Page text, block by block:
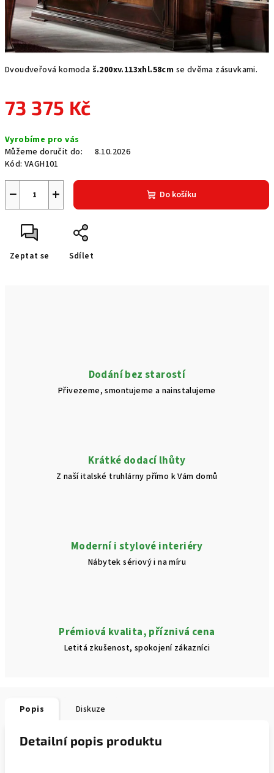
Dvoudveřová komoda š.200xv.113xhl.58cm se dvěma zásuvkami.
73 375 Kč
cena:
Vyrobíme pro vás
Můžeme doručit do:
8.10.2026
Kód: VAGH101
+
− Do košíku
Zeptat se Sdílet
Dodání bez starostí
Přivezeme, smontujeme a nainstalujeme
Krátké dodací lhůty
Z naší italské truhlárny přímo k Vám domů
Moderní i stylové interiéry
Nábytek sériový i na míru
Prémiová kvalita, příznivá cena
Letitá zkušenost, spokojení zákazníci
Popis Diskuze
Detailní popis produktu